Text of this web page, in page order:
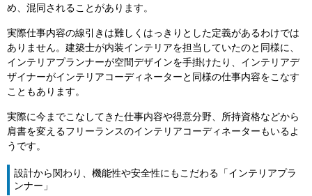
め、混同されることがあります。
実際仕事内容の線引きは難しくはっきりとした定義があるわけでは
ありません。建築士が内装インテリアを担当していたのと同様に、
インテリアプランナーが空間デザインを手掛けたり、インテリアデ
ザイナーがインテリアコーディネーターと同様の仕事内容をこなす
こともあります。
実際に今までこなしてきた仕事内容や得意分野、所持資格などから
肩書を変えるフリーランスのインテリアコーディネーターもいるよ
うです。
設計から関わり、機能性や安全性にもこだわる「インテリアプラ
ンナー」